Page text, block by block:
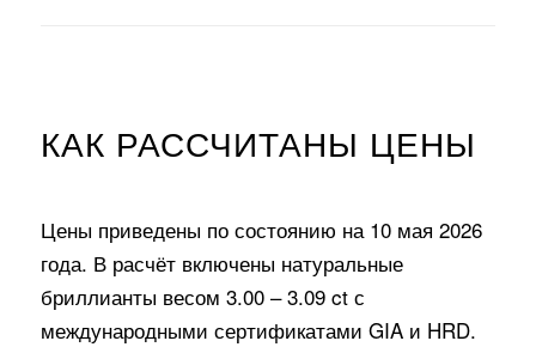
КАК РАССЧИТАНЫ ЦЕНЫ
Цены приведены по состоянию на 10 мая 2026
года. В расчёт включены натуральные
бриллианты весом 3.00 – 3.09 ct с
международными сертификатами GIA и HRD.